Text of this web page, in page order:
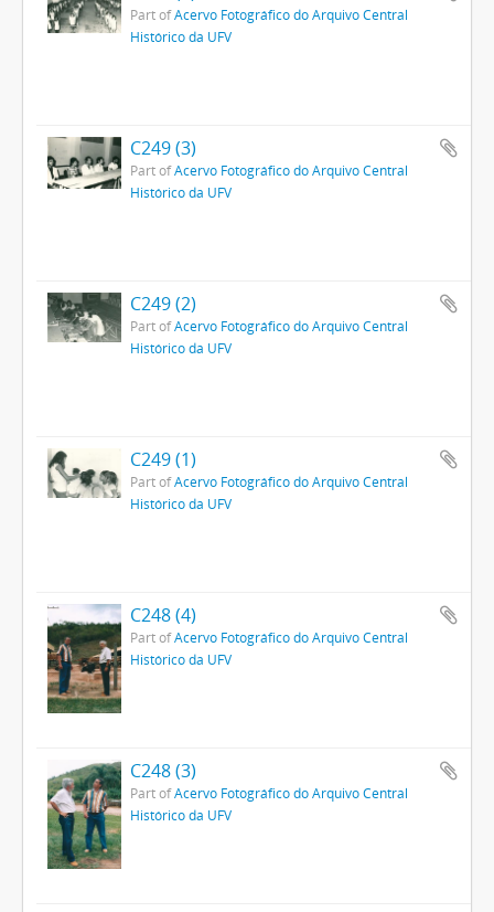
Part ofAcervo Fotográfico do Arquivo Central
Histórico da UFV
C249 (3)
Part ofAcervo Fotográfico do Arquivo Central
Histórico da UFV
C249 (2)
Part ofAcervo Fotográfico do Arquivo Central
Histórico da UFV
C249 (1)
Part ofAcervo Fotográfico do Arquivo Central
Histórico da UFV
C248 (4)
Part ofAcervo Fotográfico do Arquivo Central
Histórico da UFV
C248 (3)
Part ofAcervo Fotográfico do Arquivo Central
Histórico da UFV